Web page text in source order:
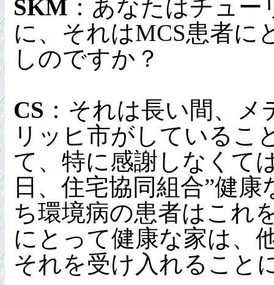
SKM ：あなたはチュ
に、それはMCS患者に
しのですか？
CS ：それは長い間、
リッヒ市がしているこ
て、特に感謝しなくて
日、住宅協同組合”健
ち環境病の患者はこれ
にとって健康な家は、
それを受け入れること